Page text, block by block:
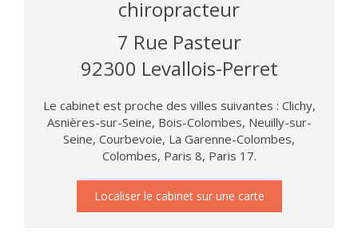
chiropracteur
7 Rue Pasteur
92300 Levallois-Perret
Le cabinet est proche des villes suivantes : Clichy,
Asnières-sur-Seine, Bois-Colombes, Neuilly-sur-
Seine, Courbevoie, La Garenne-Colombes,
Colombes, Paris 8, Paris 17.
Localiser le cabinet sur une carte